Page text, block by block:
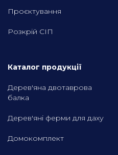
Проєктування
Розкрій СІП
Каталог продукції
Дерев'яна двотаврова
балка
Дерев'яні ферми для даху
Домокомплект